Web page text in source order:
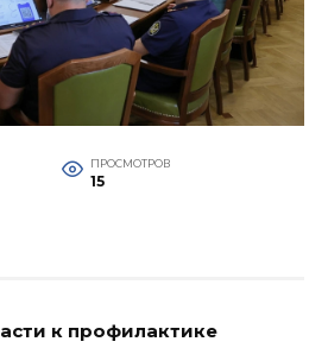
ПРОСМОТРОВ
15
к профилактике